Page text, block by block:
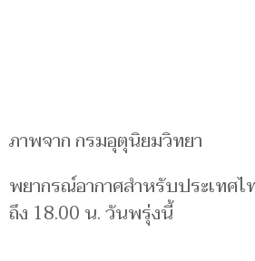
ภาพจาก กรมอุตุนิยมวิทยา
พยากรณ์อากาศสำหรับประเทศ
ถึง 18.00 น. วันพรุ่งนี้